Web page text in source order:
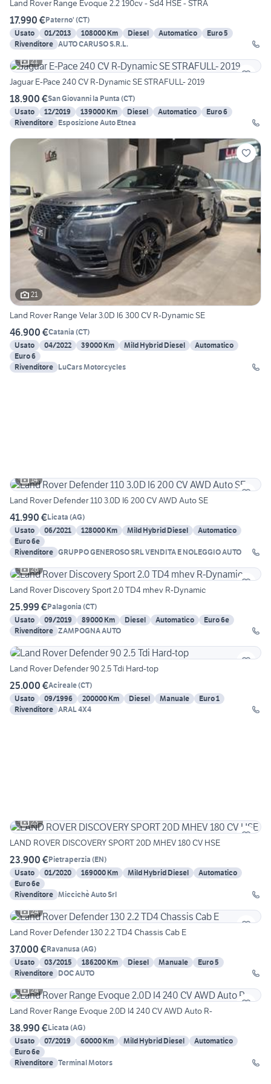
Land Rover Range Evoque 2.2 190cv - Sd4 HSE - STRA
17.990 €Paterno' (CT)
Usato
01/2013 108000 Km Diesel Automatico
Euro 5
Rivenditore AUTO CARUSO S.R.L.
21
Jaguar E-Pace 240 CV R-Dynamic SE STRAFULL- 2019
18.900 €San Giovanni la Punta (CT)
Usato
12/2019 139000 Km Diesel Automatico
Euro 6
Rivenditore Esposizione Auto Etnea
21
Land Rover Range Velar 3.0D l6 300 CV R-Dynamic SE
46.900 €Catania (CT)
Usato
04/2022 39000 Km Mild Hybrid Diesel
Automatico
Euro 6
Rivenditore LuCars Motorcycles
14
Land Rover Defender 110 3.0D I6 200 CV AWD Auto SE
41.990 €Licata (AG)
Usato
06/2021 128000 Km Mild Hybrid Diesel
Automatico
Euro 6e
Rivenditore GRUPPO GENEROSO SRL VENDITA E NOLEGGIO AUTO
26
Land Rover Discovery Sport 2.0 TD4 mhev R-Dynamic
25.999 €Palagonia (CT)
Usato
09/2019 89000 Km Diesel Automatico
Euro 6e
Rivenditore ZAMPOGNA AUTO
Land Rover Defender 90 2.5 Tdi Hard-top
25.000 €Acireale(CT)
Usato
09/1996 200000 Km Diesel Manuale
Euro 1
Rivenditore ARAL 4X4
23
LAND ROVER DISCOVERY SPORT 20D MHEV 180 CV HSE
23.900 €Pietraperzia (EN)
Usato
01/2020 169000 Km Mild Hybrid Diesel
Automatico
Euro 6e
Rivenditore Miccichè Auto Srl
24
Land Rover Defender 130 2.2 TD4 Chassis Cab E
37.000 €Ravanusa (AG)
Usato
03/2015 186200 Km Diesel Manuale
Euro 5
Rivenditore DOC AUTO
24
Land Rover Range Evoque 2.0D I4 240 CV AWD Auto R-
38.990 €Licata (AG)
Usato
07/2019 60000 Km Mild Hybrid Diesel
Automatico
Euro 6e
Rivenditore Terminal Motors